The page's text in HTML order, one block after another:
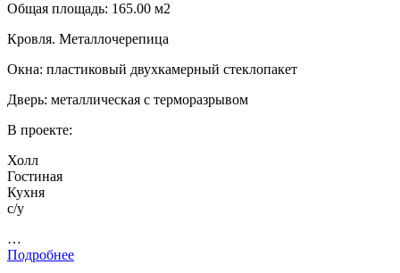
Общая площадь: 165.00 м2
Кровля. Металлочерепица
Окна: пластиковый двухкамерный стеклопакет
Дверь: металлическая с терморазрывом
В проекте:
Холл
Гостиная
Кухня
с/у
…
Подробнее